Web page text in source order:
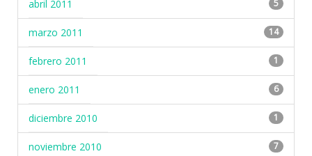
abril 2011 5
marzo 2011 14
febrero 2011 1
enero 2011 6
diciembre 2010 1
noviembre 2010 7